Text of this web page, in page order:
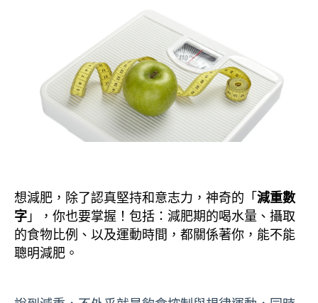
想減肥，除了認真堅持和意志力，神奇的「 減重數
字 」，你也要掌握！包括：減肥期的喝水量、攝取
的食物比例、以及運動時間，都關係著你，能不能
聰明減肥。